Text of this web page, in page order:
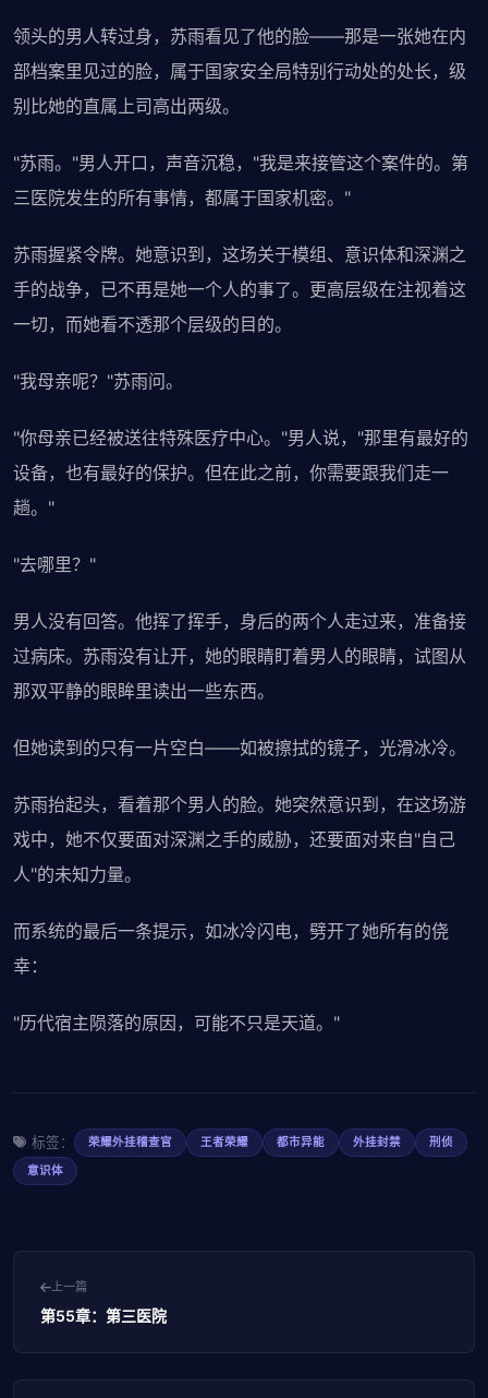
领头的男人转过身，苏雨看见了他的脸——那是一张她在内
部档案里见过的脸，属于国家安全局特别行动处的处长，级
别比她的直属上司高出两级。
"苏雨。"男人开口，声音沉稳，"我是来接管这个案件的。第
三医院发生的所有事情，都属于国家机密。"
苏雨握紧令牌。她意识到，这场关于模组、意识体和深渊之
手的战争，已不再是她一个人的事了。更高层级在注视着这
一切，而她看不透那个层级的目的。
"我母亲呢？"苏雨问。
"你母亲已经被送往特殊医疗中心。"男人说，"那里有最好的
设备，也有最好的保护。但在此之前，你需要跟我们走一
趟。"
"去哪里？"
男人没有回答。他挥了挥手，身后的两个人走过来，准备接
过病床。苏雨没有让开，她的眼睛盯着男人的眼睛，试图从
那双平静的眼眸里读出一些东西。
但她读到的只有一片空白——如被擦拭的镜子，光滑冰冷。
苏雨抬起头，看着那个男人的脸。她突然意识到，在这场游
戏中，她不仅要面对深渊之手的威胁，还要面对来自"自己
人"的未知力量。
而系统的最后一条提示，如冰冷闪电，劈开了她所有的侥
幸：
"历代宿主陨落的原因，可能不只是天道。"
标签： 荣耀外挂稽查官 王者荣耀 都市异能 外挂封禁
刑侦
意识体
上一篇
第55章：第三医院